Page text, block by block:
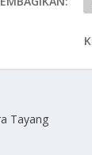
Tayang